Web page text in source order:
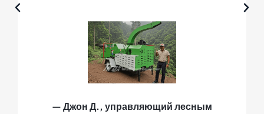
— Джон Д., управляющий лесным